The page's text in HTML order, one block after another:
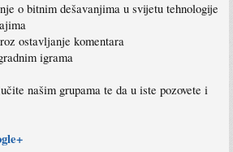
o bitnim dešavanjima u svijetu tehnologije
ostavljanje komentara
igrama
našim grupama te da u iste pozovete i